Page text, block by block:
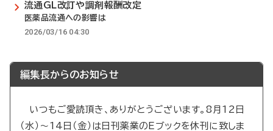
流通GL改訂や調剤報酬改定
医薬品流通への影響は
2026/03/16 04:30
編集長からのお知らせ
いつもご愛読頂き、ありがとうございます。8月12日
（水）～14日（金）は日刊薬業のEブックを休刊に致しま